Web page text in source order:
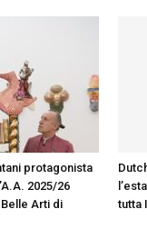
protagonista
2025/26
Arti di
tutta